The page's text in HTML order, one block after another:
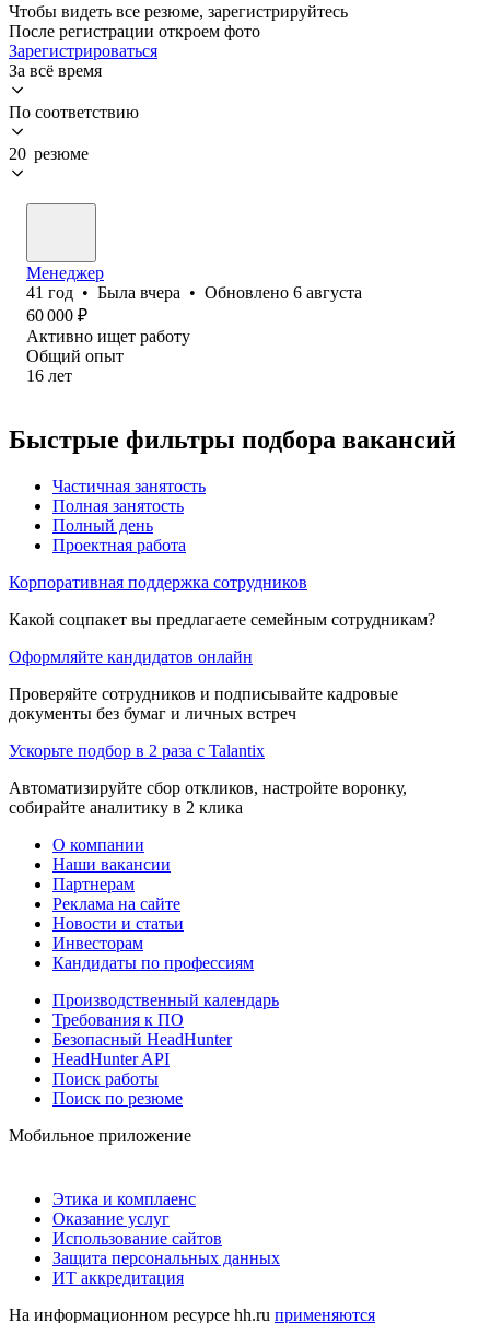
Чтобы видеть все резюме, зарегистрируйтесь
После регистрации откроем фото
Зарегистрироваться
За всё время
По соответствию
20 резюме
Менеджер
41 год • Была вчера • Обновлено 6 августа
60 000 ₽
Активно ищет работу
Общий опыт
16 лет
Быстрые фильтры подбора вакансий
Частичная занятость
Полная занятость
Полный день
Проектная работа
Корпоративная поддержка сотрудников
Какой соцпакет вы предлагаете семейным сотрудникам?
Оформляйте кандидатов онлайн
Проверяйте сотрудников и подписывайте кадровые
документы без бумаг и личных встреч
Ускорьте подбор в 2 раза с Talantix
Автоматизируйте сбор откликов, настройте воронку,
собирайте аналитику в 2 клика
О компании
Наши вакансии
Партнерам
Реклама на сайте
Новости и статьи
Инвесторам
Кандидаты по профессиям
Производственный календарь
Требования к ПО
Безопасный HeadHunter
HeadHunter API
Поиск работы
Поиск по резюме
Мобильное приложение
Этика и комплаенс
Оказание услуг
Использование сайтов
Защита персональных данных
ИТ аккредитация
На информационном ресурсе hh.ru применяются